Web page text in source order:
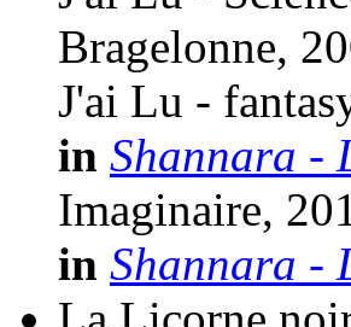
Bragelonne,
J'ai Lu -
in Shannara -
Imaginaire,
in Shannara -